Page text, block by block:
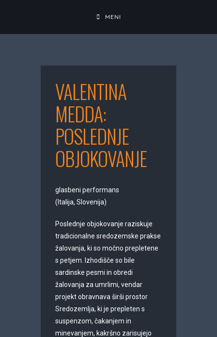
MENI
VALENTINA
MEDDA:
POSLEDNJE
OBJOKOVANJE
glasbeni performans
(Italija, Slovenija)
Poslednje objokovanje raziskuje
tradicionalne sredozemske prakse
žalovanja, ki so močno prepletene
s petjem. Izhodišče so bile
sardinske pesmi in obredi
žalovanja za umrlimi, vendar
projekt obravnava širši prostor
Sredozemlja, ki je prepleten s
suspenzom, čakanjem in
minevanjem, kakršno zarisujejo